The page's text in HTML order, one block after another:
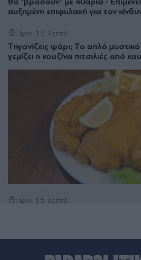
αυξημένη επιφυλακή για τον
Πριν 12 λεπτά
Τηγανίζεις ψάρι; Το απλό
γεμίζει η κουζίνα πιτσιλιές από
Πριν 15 λεπτά